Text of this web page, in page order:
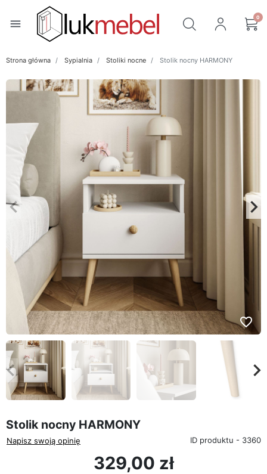
menu 0
Strona główna Sypialnia Stoliki nocne Stolik nocny HARMONY
Poprzedni
keyboard_arrow_left keyboard_arrow_right
favorite_border
Poprzedni
Stolik nocny HARMONY
Napisz swoją opinię ID produktu - 3360
329,00 zł